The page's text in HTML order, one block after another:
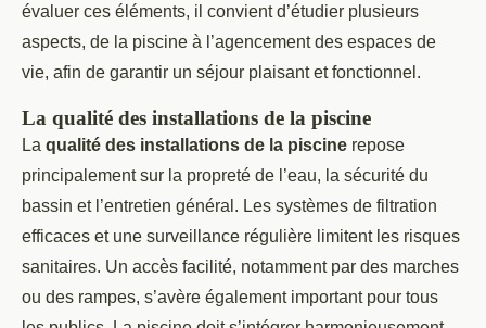
évaluer ces éléments, il convient d’étudier plusieurs
aspects, de la piscine à l’agencement des espaces de
vie, afin de garantir un séjour plaisant et fonctionnel.
La qualité des installations de la piscine
La qualité des installations de la piscine repose
principalement sur la propreté de l’eau, la sécurité du
bassin et l’entretien général. Les systèmes de filtration
efficaces et une surveillance régulière limitent les risques
sanitaires. Un accès facilité, notamment par des marches
ou des rampes, s’avère également important pour tous